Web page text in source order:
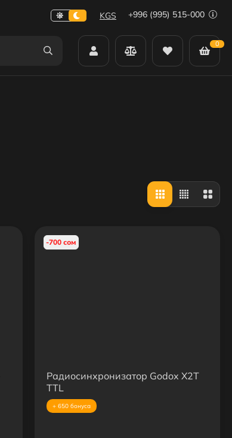
KGS +996 (995) 515-000
0
-700 сом
Радиосинхронизатор Godox X2T
TTL
+ 650 бонуса